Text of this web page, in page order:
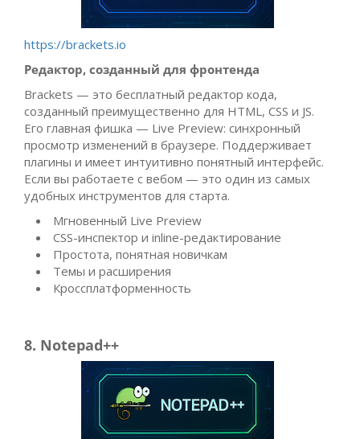
https://brackets.io
Редактор, созданный для фронтенда
Brackets — это бесплатный редактор кода,
созданный преимущественно для HTML, CSS и JS.
Его главная фишка — Live Preview: синхронный
просмотр изменений в браузере. Поддерживает
плагины и имеет интуитивно понятный интерфейс.
Если вы работаете с вебом — это один из самых
удобных инструментов для старта.
Мгновенный Live Preview
CSS-инспектор и inline-редактирование
Простота, понятная новичкам
Темы и расширения
Кроссплатформенность
8. Notepad++